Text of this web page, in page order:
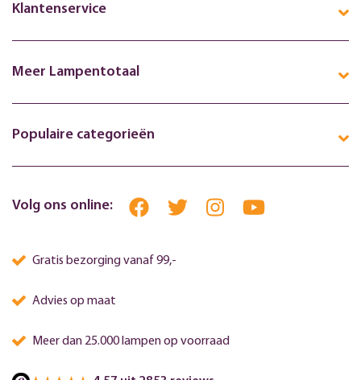
Klantenservice
Meer Lampentotaal
Populaire categorieën
Volg ons online:
Gratis bezorging vanaf 99,-
Advies op maat
Meer dan 25.000 lampen op voorraad